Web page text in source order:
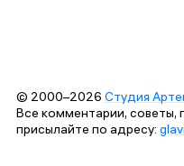
© 2000–2026 Студия
Все комментарии, советы,
присылайте по адресу: